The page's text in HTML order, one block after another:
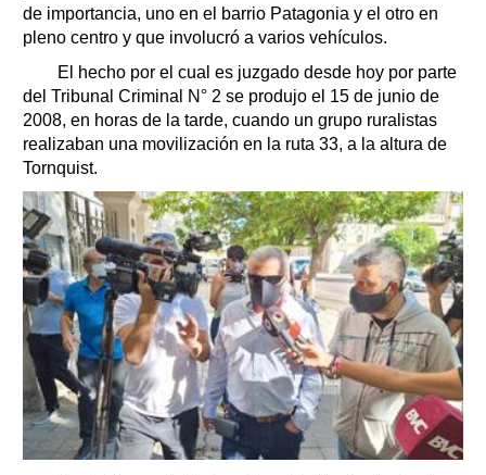
de importancia, uno en el barrio Patagonia y el otro en
pleno centro y que involucró a varios vehículos.
El hecho por el cual es juzgado desde hoy por parte
del Tribunal Criminal N° 2 se produjo el 15 de junio de
2008, en horas de la tarde, cuando un grupo ruralistas
realizaban una movilización en la ruta 33, a la altura de
Tornquist.